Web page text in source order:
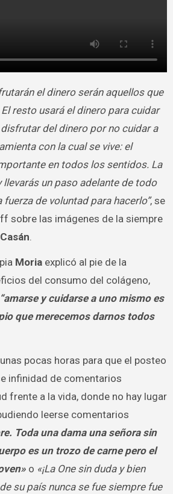
el dinero serán aquellos que
resto usará el dinero para cuidar
del dinero por no cuidar a
con la cual se vive: el
en todos los sentidos. La
llevarás un paso adelante de todo
fuerza de voluntad para hacerlo”, se
sobre las imágenes de la siempre
.
Moriaexplicó al pie de la
del consumo del colágeno,
“amarse y cuidarse a uno mismo es
que merecemos darnos todos
pocas horas para que el posteo
infinidad de comentarios
frente a la vida, donde no hay lugar
leerse comentarios
Toda una dama una señora sin
es un trozo de carne pero el
o «¡La One sin duda y bien
su país nunca se fue siempre fue